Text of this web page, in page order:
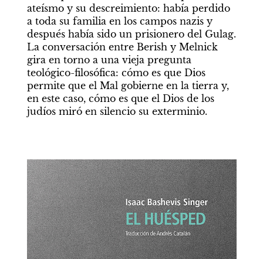
ateísmo y su descreimiento: había perdido
a toda su familia en los campos nazis y
después había sido un prisionero del Gulag.
La conversación entre Berish y Melnick
gira en torno a una vieja pregunta
teológico-filosófica: cómo es que Dios
permite que el Mal gobierne en la tierra y,
en este caso, cómo es que el Dios de los
judíos miró en silencio su exterminio.